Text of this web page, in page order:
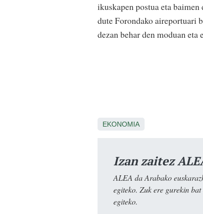
ikuskapen postua eta
dute Forondako aireportuari
dezan behar den moduan eta
EKONOMIA
Izan zaitez
ALEA da Arabako
egiteko. Zuk ere gurekin
egiteko.